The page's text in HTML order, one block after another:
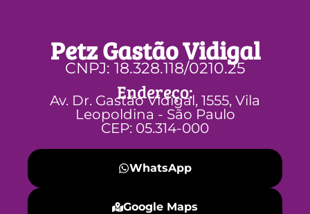
Petz Gastão Vidigal
CNPJ: 18.328.118/0210.25
Endereço:
Av. Dr. Gastão Vidigal, 1555, Vila
Leopoldina - São Paulo
CEP: 05.314-000
WhatsApp
Google Maps